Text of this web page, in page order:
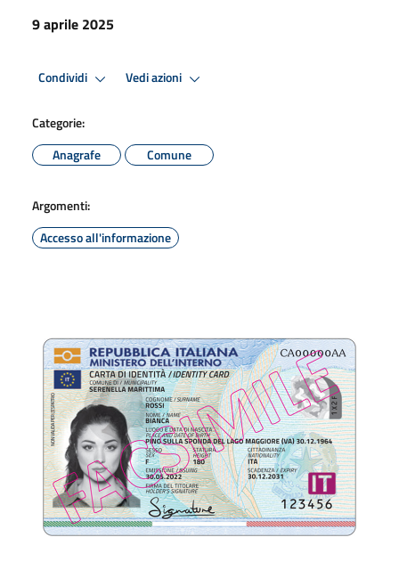
9 aprile 2025
Condividi Vedi azioni
Categorie:
Anagrafe
Comune
Argomenti:
Accesso all'informazione